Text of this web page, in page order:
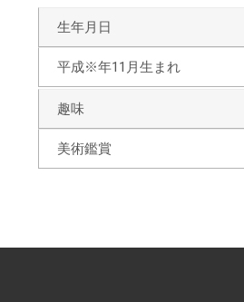
生年月日
平成※年11月生まれ
趣味
美術鑑賞